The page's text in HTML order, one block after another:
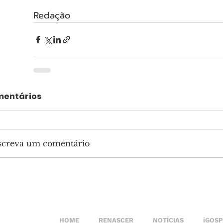
Redação
um comentário
HOME RENASCER NOTÍCIAS